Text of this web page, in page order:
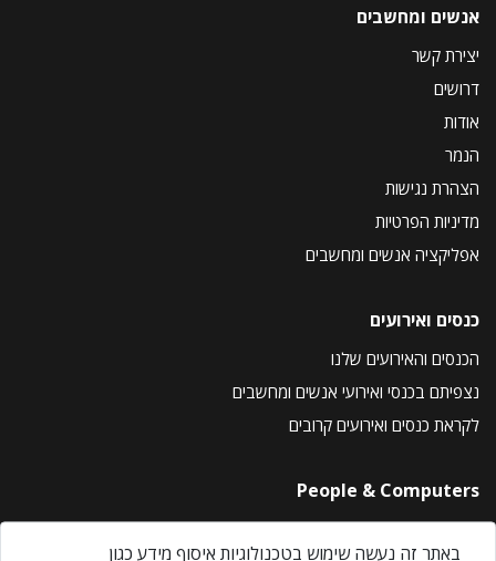
אנשים ומחשבים
יצירת קשר
דרושים
אודות
הנמר
הצהרת נגישות
מדיניות הפרטיות
אפליקציה אנשים ומחשבים
כנסים ואירועים
הכנסים והאירועים שלנו
נצפיתם בכנסי ואירועי אנשים ומחשבים
לקראת כנסים ואירועים קרובים
People & Computers
About Us
באתר זה נעשה שימוש בטכנולוגיות איסוף מידע כגון